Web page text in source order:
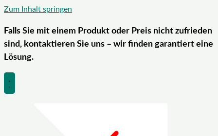
Zum Inhalt springen
Falls Sie mit einem Produkt oder Preis nicht zufrieden
sind, kontaktieren Sie uns – wir finden garantiert eine
Lösung.